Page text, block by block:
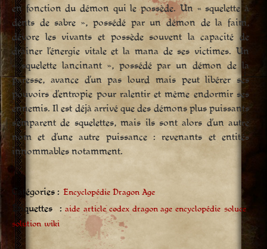
en fonction du démon qui le possède. Un « squelette à
dents de sabre », possédé par un démon de la faim,
dévore les vivants et possède souvent la capacité de
drainer l’énergie vitale et la mana de ses victimes. Un
« squelette lancinant », possédé par un démon de la
paresse, avance d’un pas lourd mais peut libérer ses
pouvoirs d’entropie pour ralentir et même endormir ses
ennemis. Il est déjà arrivé que des démons plus puissants
s’emparent de squelettes, mais ils sont alors d’un autre
nom et d’une autre puissance : revenants et entités
innommables notamment.
Catégories : Encyclopédie Dragon Age
Étiquettes : aide article codex dragon age encyclopédie soluce
solution wiki